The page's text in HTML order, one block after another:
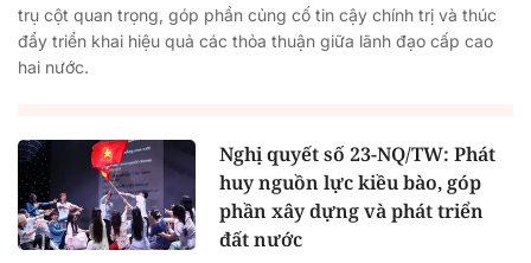
trụ cột quan trọng, góp phần củng cố tin cậy chính trị và thúc
đẩy triển khai hiệu quả các thỏa thuận giữa lãnh đạo cấp cao
hai nước.
Nghị quyết số 23-NQ/TW: Phát
huy nguồn lực kiều bào, góp
phần xây dựng và phát triển
đất nước